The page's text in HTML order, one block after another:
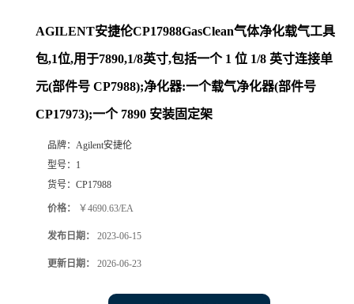
AGILENT安捷伦CP17988GasClean气体净化载气工具
包,1位,用于7890,1/8英寸,包括一个 1 位 1/8 英寸连接单
元(部件号 CP7988);净化器:一个载气净化器(部件号
CP17973);一个 7890 安装固定架
品牌： Agilent安捷伦
型号： 1
货号： CP17988
价格： ￥4690.63/EA
发布日期： 2023-06-15
更新日期： 2026-06-23